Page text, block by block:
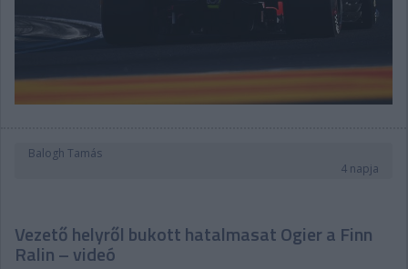
Balogh Tamás
4 napja
Vezető helyről bukott hatalmasat Ogier a Finn
Ralin – videó